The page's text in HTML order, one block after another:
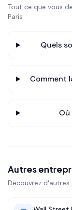
Tout ce que vous
Paris
Quels
Comment
Autres
Découvrez